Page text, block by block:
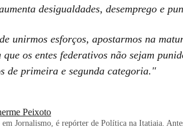
desigualdades, desemprego e
unirmos esforços, apostarmos na
que os entes federativos não sejam
de primeira e segunda categoria."
Peixoto
em Jornalismo, é repórter de Política na Itatiaia.